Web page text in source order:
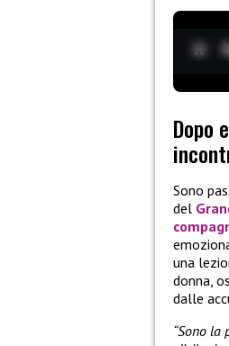
Dopo
Sono
del
una
donna,
dalle
“Sono la